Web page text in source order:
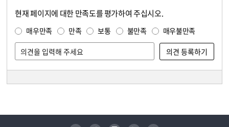
현재 페이지에 대한 만족도를 평가하여 주십시오.
매우만족 만족 보통 불만족 매우불만족
유튜브 페이스북 인스타그램 블로그 트위터